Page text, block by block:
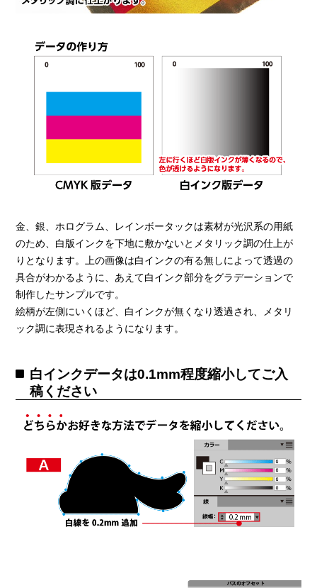
金、銀、ホログラム、レインボータックは素材が光沢系の用紙
のため、白版インクを下地に敷かないとメタリック調の仕上が
りとなります。上の画像は白インクの有る無しによって透過の
具合がわかるように、あえて白インク部分をグラデーションで
制作したサンプルです。
絵柄が左側にいくほど、白インクが無くなり透過され、メタリ
ック調に表現されるようになります。
白インクデータは0.1mm程度縮小してご入
稿ください